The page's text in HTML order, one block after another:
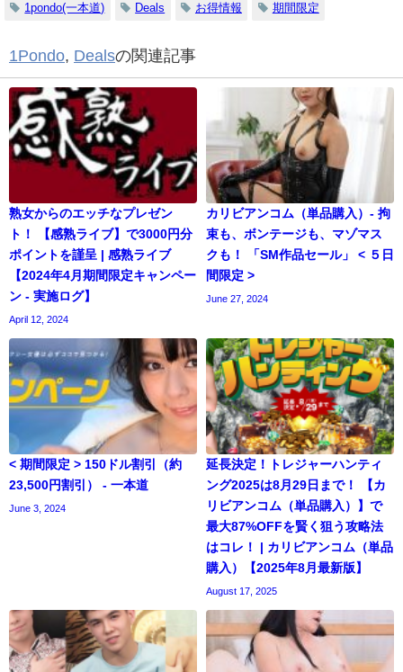
1pondo(一本道) Deals お得情報 期間限定
1Pondo, Dealsの関連記事
熟女からのエッチなプレゼン
ト！ 【感熟ライブ】で3000円分
ポイントを謹呈 | 感熟ライブ
【2024年4月期間限定キャンペー
ン - 実施ログ】
April 12, 2024
カリビアンコム（単品購入）- 拘
束も、ボンテージも、マゾマス
クも！ 「SM作品セール」 < ５日
間限定 >
June 27, 2024
< 期間限定 > 150ドル割引（約
23,500円割引） - 一本道
June 3, 2024
延長決定！トレジャーハンティ
ング2025は8月29日まで！ 【カ
リビアンコム（単品購入）】で
最大87%OFFを賢く狙う攻略法
はコレ！ | カリビアンコム（単品
購入）【2025年8月最新版】
August 17, 2025